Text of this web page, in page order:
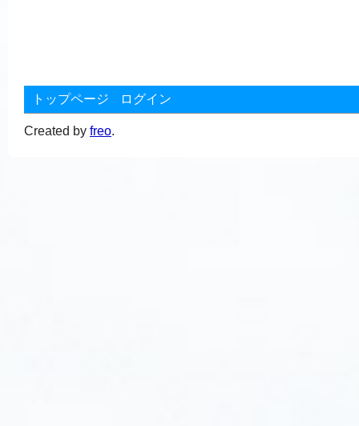
トップページ ログイン
Created by freo.